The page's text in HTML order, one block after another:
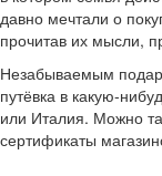
давно мечтали о
прочитав их мысли,
Незабываемым
путёвка в какую-
или Италия. Можно
сертификаты